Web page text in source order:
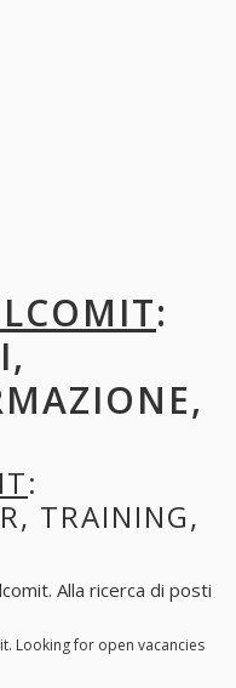
:
:
TRAINING,
Alla ricerca di posti
Looking for open vacancies